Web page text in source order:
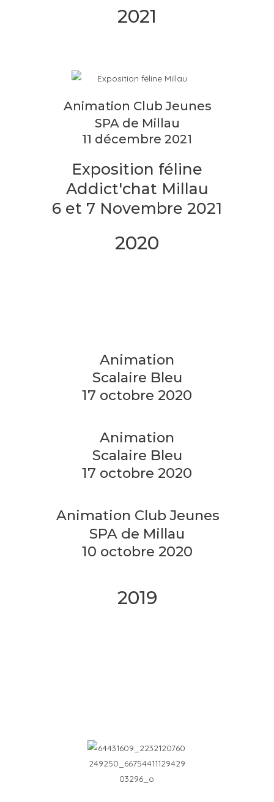
2021
Animation Club Jeunes
SPA de Millau
11 décembre 2021
Exposition féline
Addict'chat Millau
6 et 7 Novembre 2021
2020
Animation
Scalaire Bleu
17 octobre 2020
Animation
Scalaire Bleu
17 octobre 2020
Animation Club Jeunes
SPA de Millau
10 octobre 2020
2019